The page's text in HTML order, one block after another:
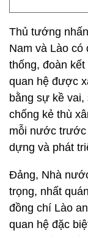
Thủ tướng
Nam và Lào có
thống, đoàn
quan hệ được
bằng sự kề vai,
chống kẻ thù
mỗi nước trước
dựng và phát
Đảng, Nhà
trọng, nhất
đồng chí Lào
quan hệ đặc